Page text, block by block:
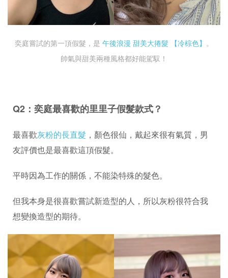
奕庭嘗試的第一頂假髮，是 午後浪漫 甜美大捲髮 【冷棕色】 。
帥氣與甜美兩種風格都好能駕馭！
Q2：奕庭最喜歡的里里子假髮款式？
最喜歡灰粉的長直髮 ，顏色很仙，戴起來很有氣質，男
友評價也是最喜歡這頂假髮。
平時因為工作的關係，不能染特殊的髮色。
但我本身是很喜歡嘗試新造型的人，所以灰粉很符合我
想變換造型的期待。